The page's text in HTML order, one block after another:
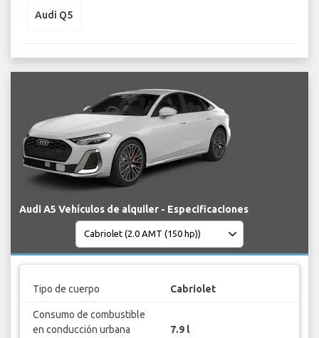
Audi Q5
Audi A5 Vehículos de alquiler - Especificaciones
Tipo de cuerpo Cabriolet
Consumo de combustible
en conducción urbana
7.9 l